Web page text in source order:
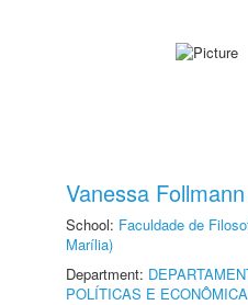
Vanessa
School: Faculdade de
Marília)
Department:
POLÍTICAS E